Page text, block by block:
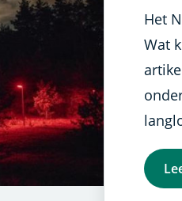
Het
Wat